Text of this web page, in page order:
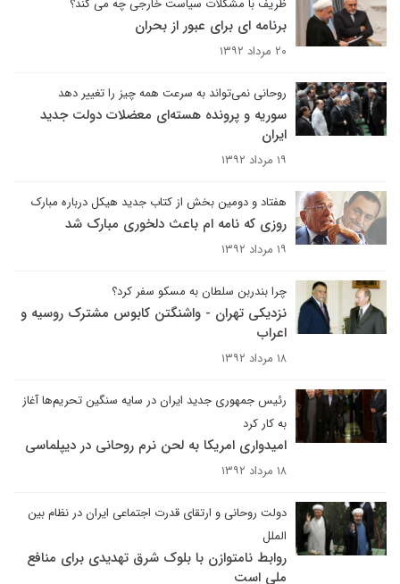
ظریف با مشکلات سیاست خارجی چه می کند؟
برنامه ای برای عبور از بحران
۲۰ مرداد ۱۳۹۲
روحانی نمی‌تواند به سرعت همه چیز را تغییر دهد
سوریه و پرونده هسته‌ای معضلات دولت جدید
ایران
۱۹ مرداد ۱۳۹۲
هفتاد و دومین بخش از کتاب جدید هیکل درباره مبارک
روزی که نامه ام باعث دلخوری مبارک شد
۱۹ مرداد ۱۳۹۲
چرا بندربن سلطان به مسکو سفر کرد؟
نزدیکی تهران - واشنگتن کابوس مشترک روسیه و
اعراب
۱۸ مرداد ۱۳۹۲
رئیس جمهوری جدید ایران در سایه سنگین تحریم‌ها آغاز
به کار کرد
امیدواری امریکا به لحن نرم روحانی در دیپلماسی
۱۸ مرداد ۱۳۹۲
دولت روحانی و ارتقای قدرت اجتماعی ایران در نظام بین
الملل
روابط نامتوازن با بلوک شرق تهدیدی برای منافع
ملی است